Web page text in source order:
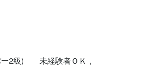
2級)　　未経験者ＯＫ，